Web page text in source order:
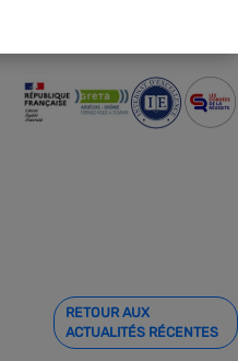
RETOUR AUX
ACTUALITÉS RÉCENTES